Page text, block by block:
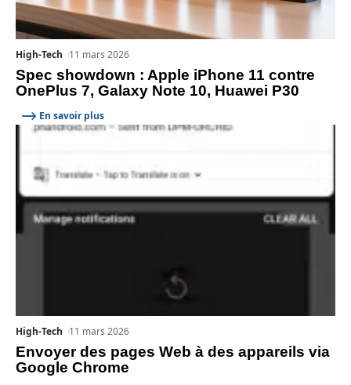
Spec showdown : Apple iPhone 11 contre
OnePlus 7, Galaxy Note 10, Huawei P30
High-Tech 11 mars 2026
En savoir plus
Envoyer des pages Web à des appareils via
Google Chrome
High-Tech 11 mars 2026